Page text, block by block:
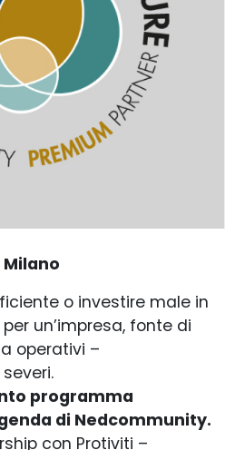
Milano
o investire male in
un’impresa, fonte di
operativi –
programma
di Nedcommunity.
con Protiviti –